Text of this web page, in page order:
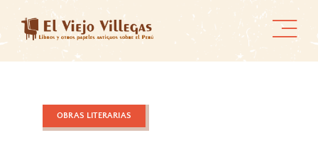
content
OBRAS LITERARIAS